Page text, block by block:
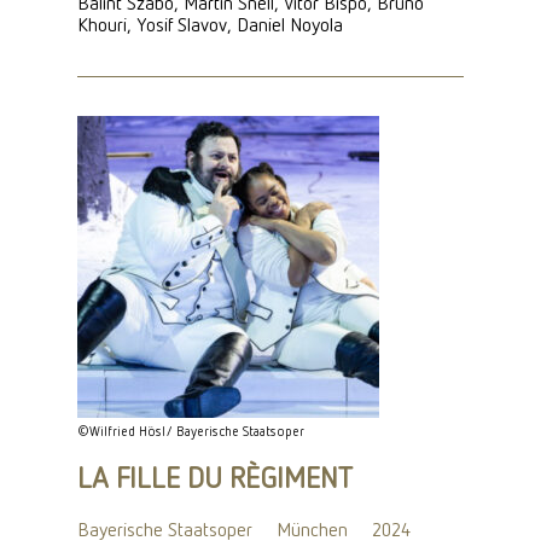
Balint Szabo, Martin Snell, Vitor Bispo, Bruno
Khouri, Yosif Slavov, Daniel Noyola
©Wilfried Hösl/ Bayerische Staatsoper
LA FILLE DU RÈGIMENT
Bayerische Staatsoper München 2024